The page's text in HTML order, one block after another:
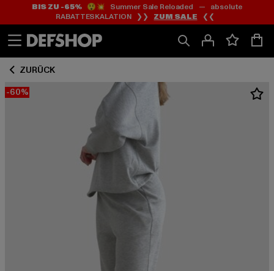
Zum
Inhalt
springen
Zum
Fußzeile
springen
BIS ZU -65%😲💥 Summer Sale Reloaded — absolute
RABATTESKALATION ❯❯ ZUM SALE ❮❮
ZURÜCK
-60%